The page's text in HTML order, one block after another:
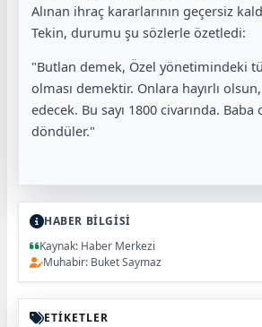
Alınan ihraç kararlarının geçersiz
Tekin, durumu şu sözlerle özetledi:
"Butlan demek, Özel yönetimindeki
olması demektir. Onlara hayırlı
edecek. Bu sayı 1800 civarında. Baba
döndüler."
HABER BİLGİSİ
Kaynak: Haber Merkezi
Muhabir: Buket Saymaz
ETİKETLER